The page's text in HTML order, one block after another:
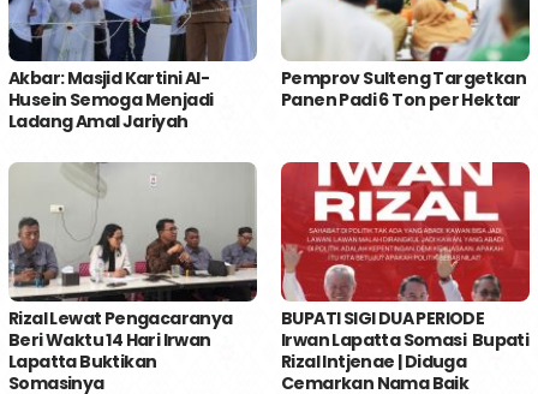
Akbar: Masjid Kartini Al-
Husein Semoga Menjadi
Ladang Amal Jariyah
Pemprov Sulteng Targetkan
Panen Padi 6 Ton per Hektar
Rizal Lewat Pengacaranya
Beri Waktu 14 Hari Irwan
Lapatta Buktikan
Somasinya
BUPATI SIGI DUA PERIODE
Irwan Lapatta Somasi Bupati
Rizal Intjenae | Diduga
Cemarkan Nama Baik